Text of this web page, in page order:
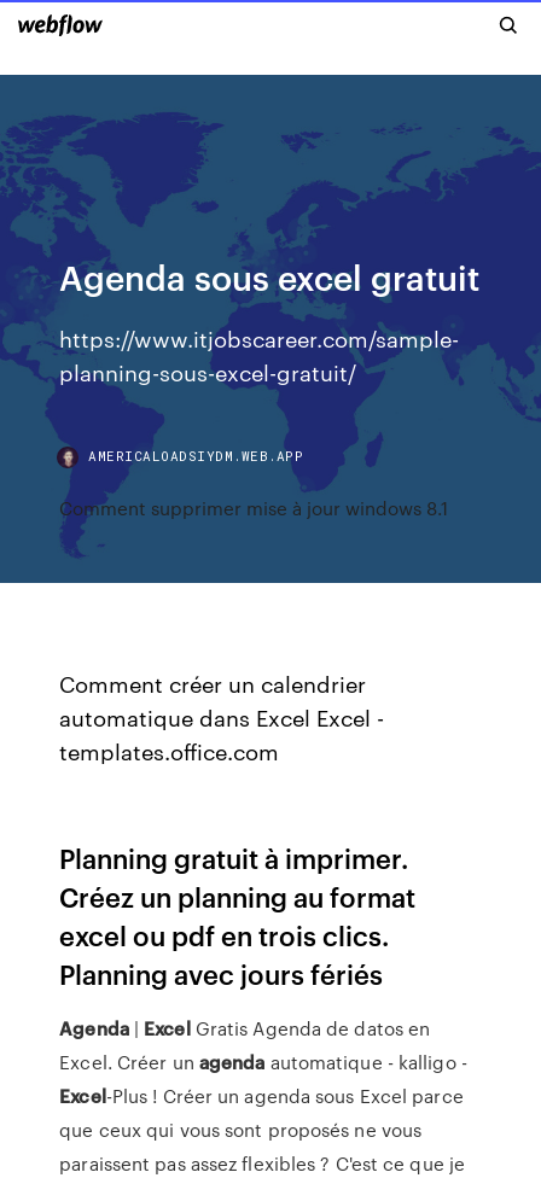
Agenda sous excel gratuit
https://www.itjobscareer.com/sample-
planning-sous-excel-gratuit/
AMERICALOADSIYDM.WEB.APP
Comment supprimer mise à jour windows 8.1
Comment créer un calendrier
automatique dans Excel Excel -
templates.office.com
Planning gratuit à imprimer.
Créez un planning au format
excel ou pdf en trois clics.
Planning avec jours fériés
Agenda| ExcelGratis Agenda de datos en
Excel. Créer un agenda automatique - kalligo -
Excel-Plus ! Créer un agenda sous Excel parce
que ceux qui vous sont proposés ne vous
paraissent pas assez flexibles ? C'est ce que je